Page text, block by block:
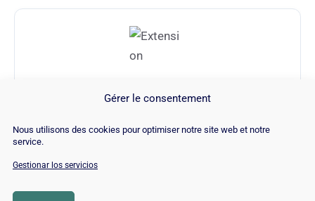
Gérer le consentement
Nous utilisons des cookies pour optimiser notre site web et notre
service.
Gestionar los servicios